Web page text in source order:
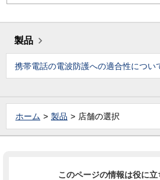
製品
携帯電話の電波防護への適合性につい
ホーム 製品 店舗の選択
このページの情報は役に立